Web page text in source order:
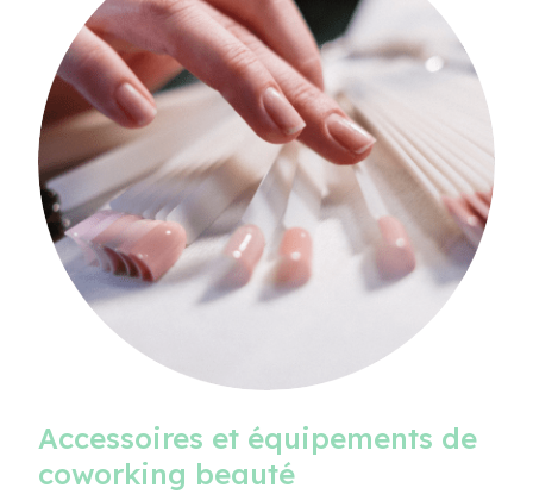
Accessoires et équipements de
coworking beauté